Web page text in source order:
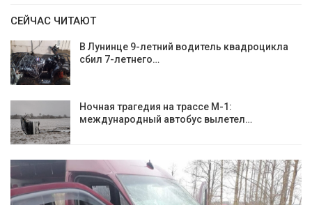
СЕЙЧАС ЧИТАЮТ
В Лунинце 9-летний водитель квадроцикла
сбил 7-летнего…
Ночная трагедия на трассе М-1:
международный автобус вылетел…